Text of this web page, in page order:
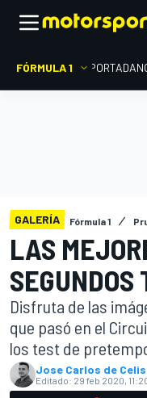
FÓRMULA 1 PORTADA
GALERÍA Fórmula 1
LAS
Disfruta de las
que pasó en el
los test de
Jose Carlos de Celis
Editado: 29 feb 2020,